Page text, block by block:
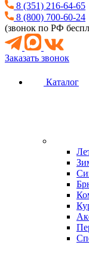
8 (351) 216-64-65
8 (800) 700-60-24
(звонок по РФ
Заказать звонок
Каталог